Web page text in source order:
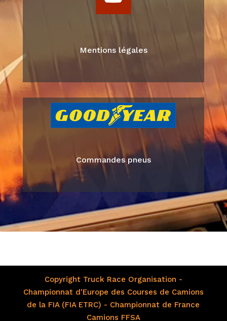
Mentions légales
Commandes pneus
Copyright Truck Race Organisation -
Championnat d'Europe des Courses de Camions
de la FIA (FIA ETRC) - Championnat de France
Camions FFSA